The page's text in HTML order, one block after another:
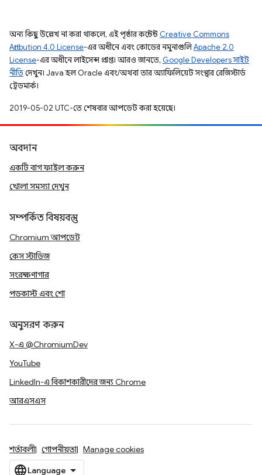
অন্য কিছু উল্লেখ না করা থাকলে, এই পৃষ্ঠার কন্টেন্ট Creative Commons
Attribution 4.0 License-এর অধীনে এবং কোডের নমুনাগুলিApache 2.0
License-এর অধীনে লাইসেন্স প্রাপ্ত। আরও জানতে, Google Developers সাইট
নীতিদেখুন। Java হল Oracle এবং/অথবা তার অ্যাফিলিয়েট সংস্থার রেজিস্টার্ড
ট্রেডমার্ক।
2019-05-02 UTC-তে শেষবার আপডেট করা হয়েছে।
অবদান
একটি বাগ ফাইল করুন
খোলা সমস্যা দেখুন
সম্পর্কিত বিষয়বস্তু
Chromium আপডেট
কেস স্টাডিজ
সংরক্ষণাগার
পডকাস্ট এবং শো
অনুসরণ করুন
X-এ @ChromiumDev
YouTube
LinkedIn-এ বিকাশকারীদের জন্য Chrome
আরএসএস
শর্তাবলী গোপনীয়তা Manage cookies